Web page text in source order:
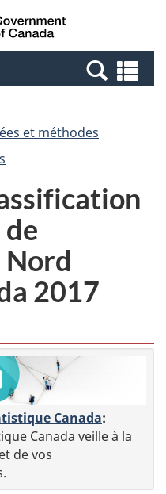
Canada
et
et méthodes
2017
Canada:
Canada veille à la
de vos